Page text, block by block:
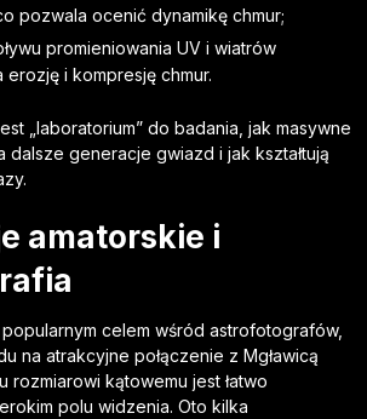
pozwala ocenić dynamikę chmur;
promieniowania UV i wiatrów
i kompresję chmur.
„laboratorium” do badania, jak masywne
dalsze generacje gwiazd i jak kształtują
amatorskie i
popularnym celem wśród astrofotografów,
na atrakcyjne połączenie z Mgławicą
rozmiarowi kątowemu jest łatwo
polu widzenia. Oto kilka